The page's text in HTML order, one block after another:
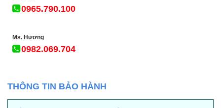
0965.790.100
Ms. Hương
0982.069.704
THÔNG TIN BẢO HÀNH